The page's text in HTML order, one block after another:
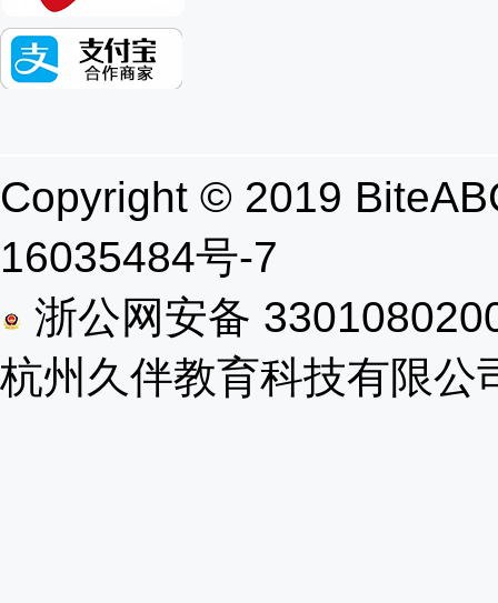
Copyright © 2019
16035484号-7
浙公网安备
杭州久伴教育科技有限公